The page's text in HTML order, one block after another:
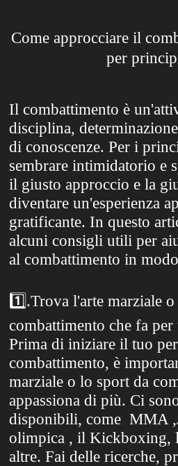
Come approcciare il
per
Il combattimento è
disciplina,
di conoscenze. Per i
sembrare intimidatorio e
il giusto approccio e la
diventare un'esperienza
gratificante. In questo
alcuni consigli utili per
al combattimento in
1️⃣.Trova l'arte marziale
combattimento che fa per
Prima di iniziare il tuo
combattimento, è
marziale o lo sport da
appassiona di più. Ci
disponibili, come MMA
olimpica , il Kickboxing,
altre. Fai delle ricerche,